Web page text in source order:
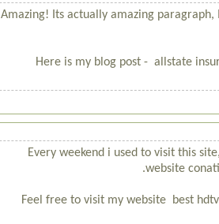
Amazing! Its actually amazing
Here is my blog post - allstate
Every weekend i used to visit this
website
Feel free to visit my website best